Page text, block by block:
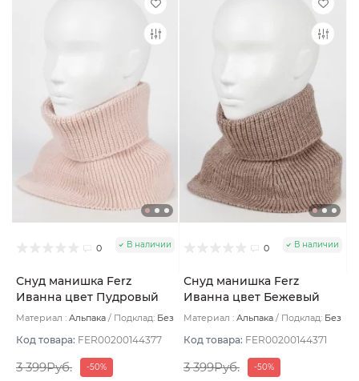
0 В наличии
Снуд манишка Ferz
Иванна цвет Пудровый
Материал : Альпака Подклад: Без
Код товара: FER00200144377
3 399Руб. -50%
0 В наличии
Снуд манишка Ferz
Иванна цвет Бежевый
тёмный
Материал : Альпака Подклад: Без
Код товара: FER00200144371
3 399Руб. -50%